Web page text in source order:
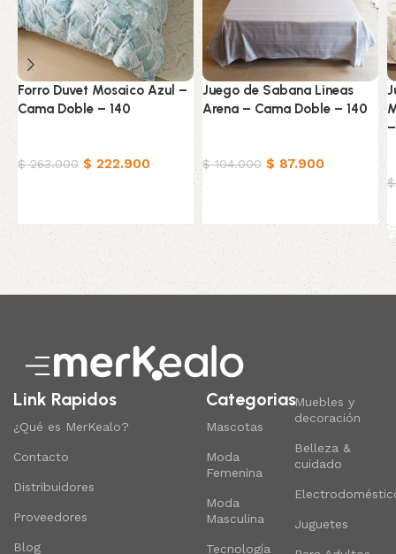
Forro Duvet Mosaico Azul –
Cama Doble – 140
$263.000 $ 222.900
Juego de Sabana Lineas
Arena – Cama Doble – 140
$104.000 $ 87.900
$
Read More
Link Rapidos
¿Qué es MerKealo?
Contacto
Distribuidores
Proveedores
Blog
Categorias
Mascotas
Moda
Femenina
Moda
Masculina
Tecnología
Muebles y
decoración
Belleza &
cuidado
Juguetes